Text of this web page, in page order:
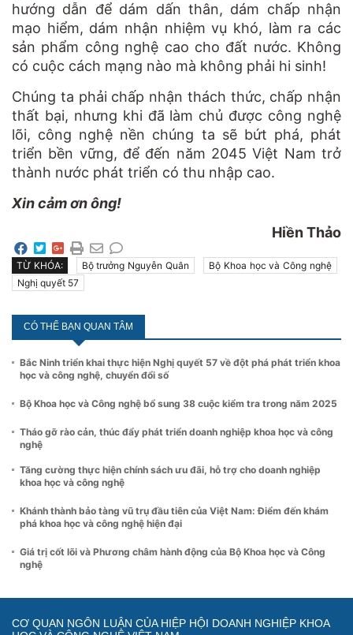
hướng dẫn để dám dấn thân, dám chấp nhận
mạo hiểm, dám nhận nhiệm vụ khó, làm ra các
sản phẩm công nghệ cao cho đất nước. Không
có cuộc cách mạng nào mà không phải hi sinh!
Chúng ta phải chấp nhận thách thức, chấp nhận
thất bại, nhưng khi đã làm chủ được công nghệ
lõi, công nghệ nền chúng ta sẽ bứt phá, phát
triển bền vững, để đến năm 2045 Việt Nam trở
thành nước phát triển có thu nhập cao.
Xin cảm ơn ông!
Hiền Thảo
TỪ KHÓA: Bộ trưởng Nguyễn Quân
Bộ Khoa học và Công nghệ
Nghị quyết 57
CÓ THỂ BẠN QUAN TÂM
Bắc Ninh triển khai thực hiện Nghị quyết 57 về đột phá phát triển khoa
học và công nghệ, chuyển đổi số
Bộ Khoa học và Công nghệ bổ sung 38 cuộc kiểm tra trong năm 2025
Tháo gỡ rào cản, thúc đẩy phát triển doanh nghiệp khoa học và công
nghệ
Tăng cường thực hiện chính sách ưu đãi, hỗ trợ cho doanh nghiệp
khoa học và công nghệ
Khánh thành bảo tàng vũ trụ đầu tiên của Việt Nam: Điểm đến khám
phá khoa học và công nghệ hiện đại
Giá trị cốt lõi và Phương châm hành động của Bộ Khoa học và Công
nghệ
CƠ QUAN NGÔN LUẬN CỦA HIỆP HỘI DOANH NGHIỆP KHOA